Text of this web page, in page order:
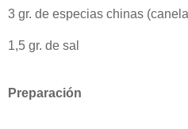
3 gr. de especias chinas
1,5 gr. de sal
Preparación